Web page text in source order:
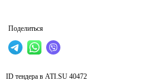
Поделиться
ID тендера в ATI.SU 40472